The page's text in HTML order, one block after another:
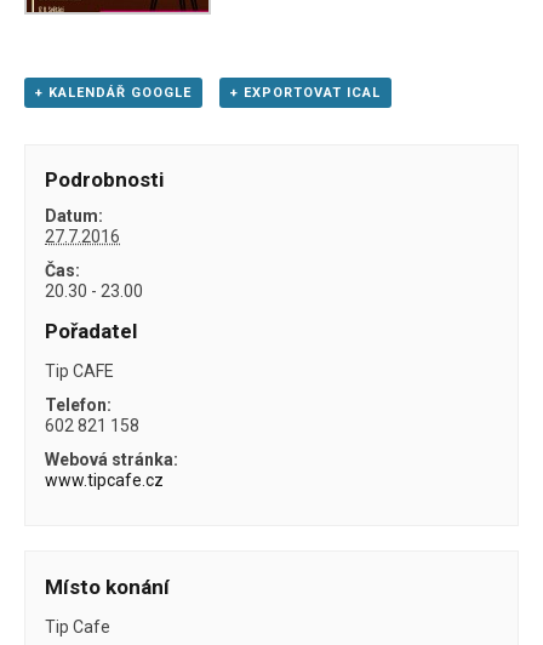
+ KALENDÁŘ GOOGLE + EXPORTOVAT ICAL
Podrobnosti
Datum:
27.7.2016
Čas:
20.30 - 23.00
Pořadatel
Tip CAFE
Telefon:
602 821 158
Webová stránka:
www.tipcafe.cz
Místo konání
Tip Cafe